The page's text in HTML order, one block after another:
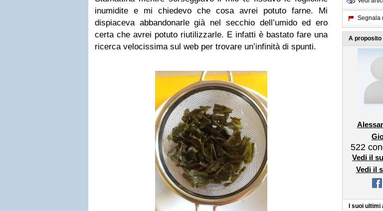
inumidite e mi chiedevo che cosa avrei potuto farne. Mi
dispiaceva abbandonarle già nel secchio dell’umido ed ero
certa che avrei potuto riutilizzarle. E infatti è bastato fare una
ricerca velocissima sul web per trovare un’infinità di spunti.
Segnala
A
522
Vedi il
Vedi il
I suoi